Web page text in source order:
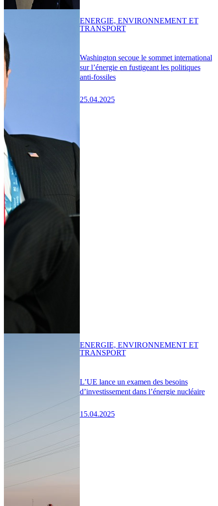
Washington secoue le sommet international
sur l’énergie en fustigeant les politiques
anti-fossiles
25.04.2025
ENERGIE, ENVIRONNEMENT ET
TRANSPORT
L’UE lance un examen des besoins
d’investissement dans l’énergie nucléaire
15.04.2025
ENERGIE, ENVIRONNEMENT ET
TRANSPORT